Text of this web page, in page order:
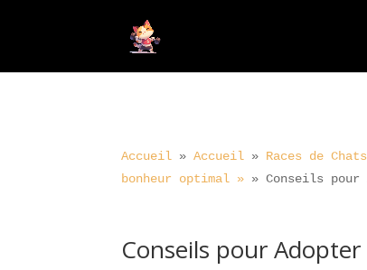
Accueil »Accueil » Races de
bonheur optimal » »Conseils pour
Conseils pour